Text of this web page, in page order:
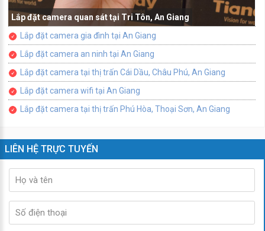
Lắp đặt camera quan sát tại Tri Tôn, An Giang
Lắp đặt camera gia đình tại An Giang
Lắp đặt camera an ninh tại An Giang
Lắp đặt camera tại thị trấn Cái Dầu, Châu Phú, An Giang
Lắp đặt camera wifi tại An Giang
Lắp đặt camera tại thị trấn Phú Hòa, Thoại Sơn, An Giang
LIÊN HỆ TRỰC TUYẾN